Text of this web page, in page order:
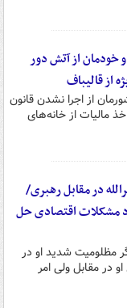
خودمان از آتش دور
از قالیباف
از اجرا نشدن قانون
مالیات از خانه‌های
در مقابل رهبری/
مشکلات اقتصادی حل
مظلومیت شدید او در
در مقابل ولی امر